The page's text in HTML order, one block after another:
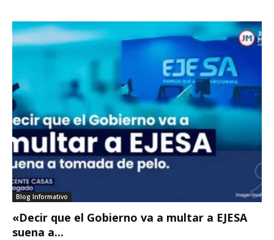
Blog Informativo
«Decir que el Gobierno va a multar a EJESA
suena a...